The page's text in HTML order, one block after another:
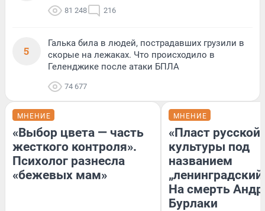
81 248 216
5
Галька била в людей, пострадавших грузили в
скорые на лежаках. Что происходило в
Геленджике после атаки БПЛА
74 677
МНЕНИЕ
«Выбор цвета — часть
жесткого контроля».
Психолог разнесла
«бежевых мам»
МНЕНИЕ
«Пласт русской
культуры под
названием
На смерть
Бурлаки